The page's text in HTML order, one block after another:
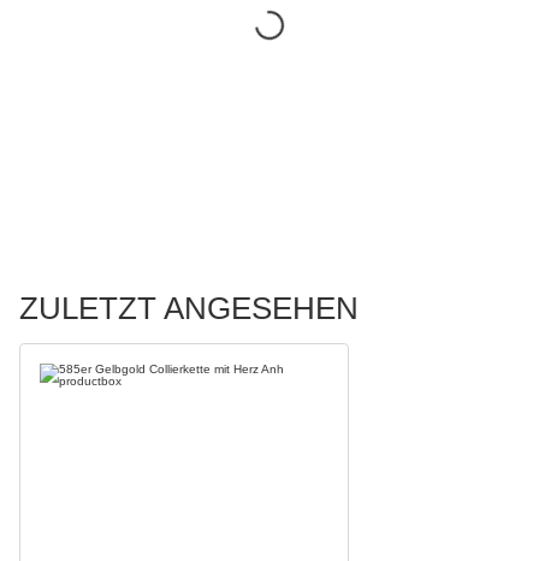
ZULETZT ANGESEHEN